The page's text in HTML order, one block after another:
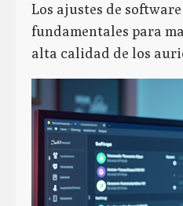
Los ajustes de
fundamentales para
alta calidad de los